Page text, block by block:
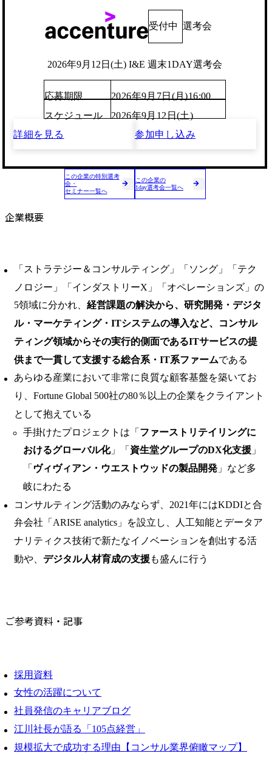
受付中 選考会
2026年9月12日(土) I&E 週末1DAY選考会
応募期限
2026年9月7日(月)16:00
スケジュール
2026年9月12日(土)
詳細を見る
参加申し込み
この企業の特別選考
会・
セミナー一覧へ
この企業の
1day選考会一覧へ
企業概要
「ストラテジー＆コンサルティング」「ソング」「テク
ノロジー」「インダストリーX」「オペレーションズ」の
5領域に分かれ、 経営課題の解決から、研究開発・デジタ
ル・マーケティング・ITシステムの導入など、コンサル
ティング領域からその実行的側面であるITサービスの提
供まで一貫して支援する総合系・IT系ファームである
あらゆる産業において非常に良質な顧客基盤を築いてお
り、Fortune Global 500社の80％以上の企業をクライアント
として抱えている
手掛けたプロジェクトは「 ファーストリテイリングに
おけるグローバル化」「 資生堂グループのDX化支援 」
「 ヴィヴィアン・ウエストウッドの製品開発 」など多
岐にわたる
コンサルティング活動のみならず、2021年にはKDDIと合
弁会社「ARISE analytics」を設立し、人工知能とデータア
ナリティクス技術で新たなイノベーションを創出する活
動や、 デジタル人材育成の支援も盛んに行う
ご参考資料・記事
採用資料
女性の活躍について
社員発信のキャリアブログ
江川社長が語る「105点経営」
規模拡大で成功する理由【コンサル業界俯瞰マップ】